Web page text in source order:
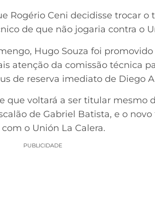
Rogério Ceni decidisse trocar o
de que não jogaria contra o
Hugo Souza foi
atenção da comissão técnica
de reserva imediato de Diego
que voltará a ser titular mesmo
de Gabriel Batista, e o
o Unión La Calera.
PUBLICIDADE